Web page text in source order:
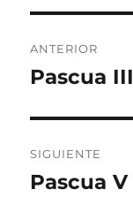
de
ANTERIOR
Entrada
Pascua III
SIGUIENTE
Entrada
Pascua V